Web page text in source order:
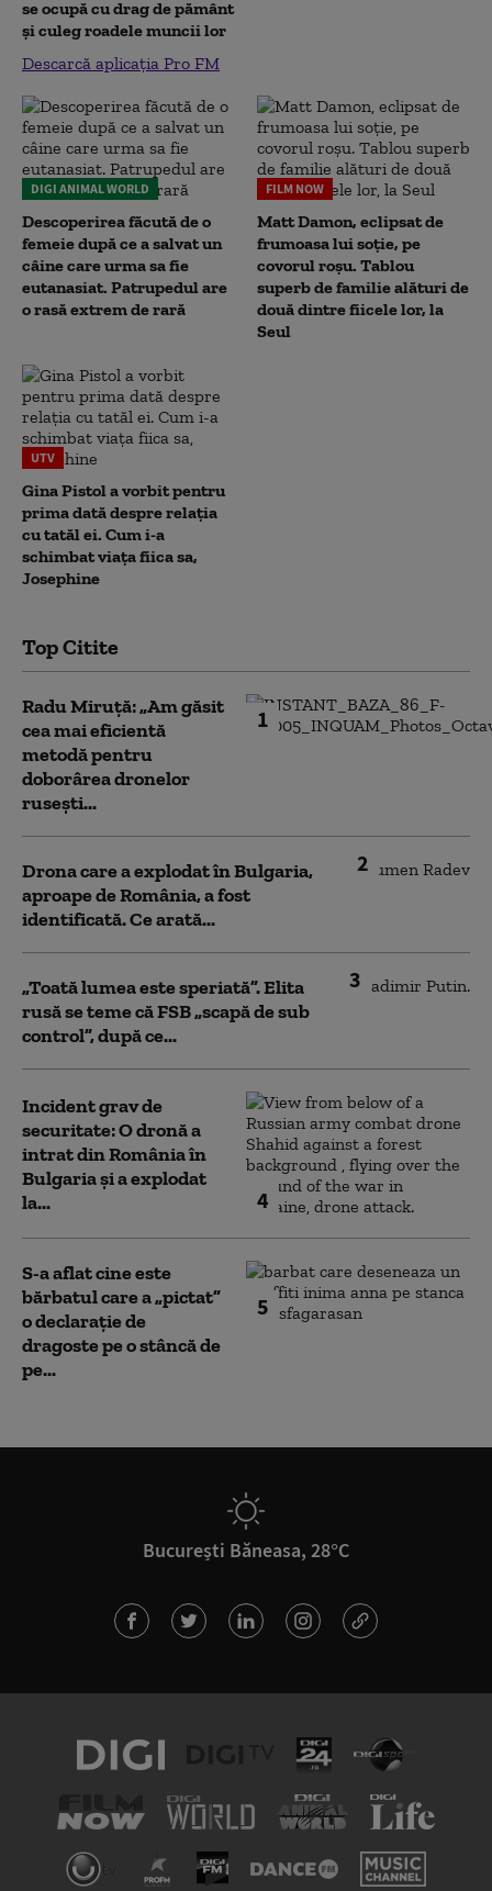
se ocupă cu drag de pământ
și culeg roadele muncii lor
Descarcă aplicația Pro FM
DIGI ANIMAL WORLD
Descoperirea făcută de o
femeie după ce a salvat un
câine care urma sa fie
eutanasiat. Patrupedul are
o rasă extrem de rară
FILM NOW
Matt Damon, eclipsat de
frumoasa lui soție, pe
covorul roșu. Tablou
superb de familie alături de
două dintre fiicele lor, la
Seul
UTV
Gina Pistol a vorbit pentru
prima dată despre relația
cu tatăl ei. Cum i-a
schimbat viața fiica sa,
Josephine
Top Citite
1
Radu Miruță: „Am găsit
cea mai eficientă
metodă pentru
doborârea dronelor
rusești...
2
Drona care a explodat în Bulgaria,
aproape de România, a fost
identificată. Ce arată...
3
„Toată lumea este speriată”. Elita
rusă se teme că FSB „scapă de sub
control”, după ce...
4
Incident grav de
securitate: O dronă a
intrat din România în
Bulgaria şi a explodat
la...
5
S-a aflat cine este
bărbatul care a „pictat”
o declarație de
dragoste pe o stâncă de
pe...
București Băneasa, 28°C